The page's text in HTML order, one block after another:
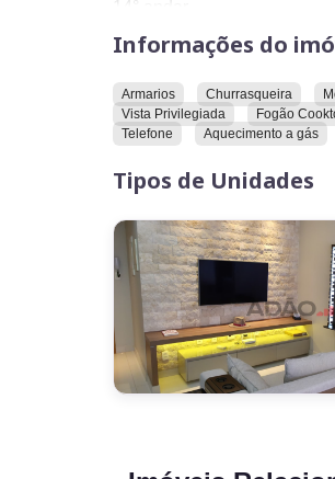
14° andar
Eletrodomésticos de linha
Lazer completo
1 vaga de garagem
550 mil 62 981216015
Informações do
Armarios Churrasqueira
Vista Privilegiada
Fogão
Telefone
Aquecimento a gás
Tipos de Unidades